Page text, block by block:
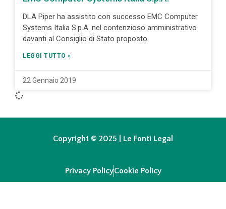
DLA Piper ha assistito con successo EMC Computer
Systems Italia S.p.A. nel contenzioso amministrativo
davanti al Consiglio di Stato proposto
LEGGI TUTTO »
22 Gennaio 2019
Copyright © 2025 | Le Fonti Legal
Privacy PolicyCookie Policy